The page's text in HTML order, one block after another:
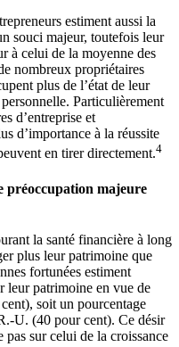
estiment aussi la
souci majeur, toutefois leur
à celui de la moyenne des
nombreux propriétaires
plus de l’état de leur
Particulièrement
d’entreprise et
d’importance à la réussite
en tirer directement.4
préoccupation majeure
la santé financière à long
plus leur patrimoine que
fortunées estiment
leur patrimoine en vue de
soit un pourcentage
U. (40 pour cent). Ce désir
sur celui de la croissance